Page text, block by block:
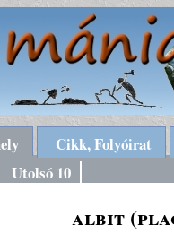
Cikk, Folyóirat
Utolsó 10
albit